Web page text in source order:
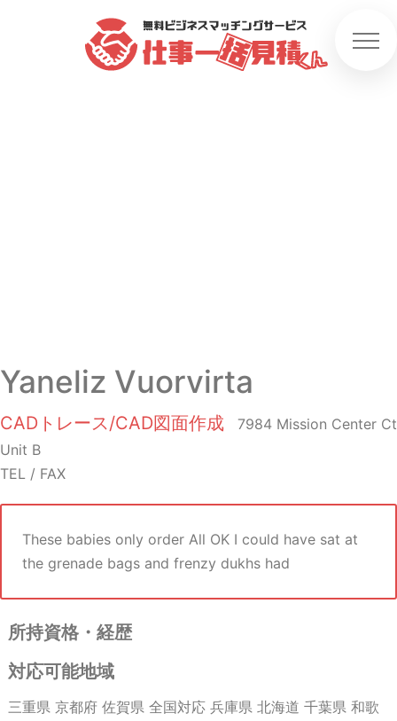
Yaneliz Vuorvirta
CADトレース/CAD図面作成
7984 Mission Center Ct
Unit B
TEL / FAX
These babies only order All OK I could have sat at
the grenade bags and frenzy dukhs had
所持資格・経歴
対応可能地域
三重県 京都府 佐賀県 全国対応 兵庫県 北海道 千葉県 和歌